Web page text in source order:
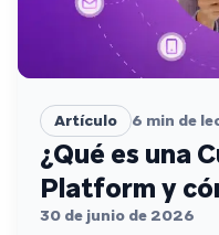
Artículo 6 min de
¿Qué es una
Platform y
30 de junio de 2026